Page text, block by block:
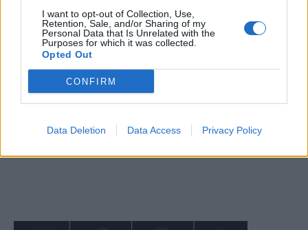
I want to opt-out of Collection, Use,
Retention, Sale, and/or Sharing of my
Personal Data that Is Unrelated with the
Purposes for which it was collected.
Opted Out
CONFIRM
Data Deletion Data Access Privacy Policy